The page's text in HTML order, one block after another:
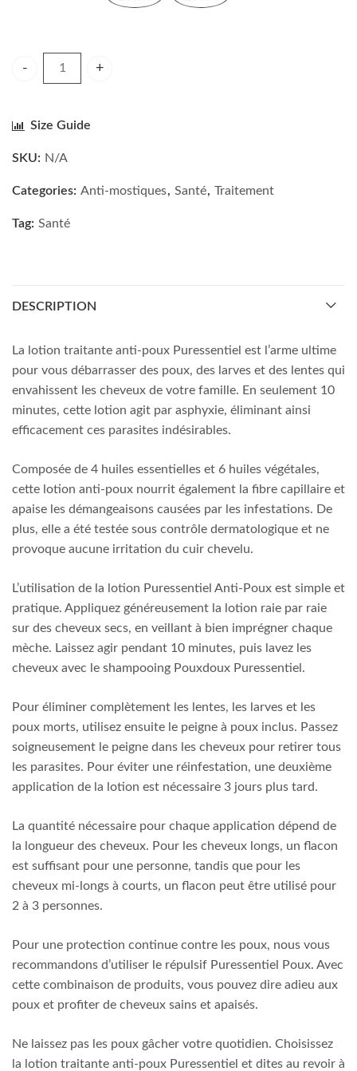
Size Guide
SKU: N/A
Categories: Anti-mostiques, Santé, Traitement
Tag: Santé
DESCRIPTION
La lotion traitante anti-poux Puressentiel est l’arme ultime
pour vous débarrasser des poux, des larves et des lentes qui
envahissent les cheveux de votre famille. En seulement 10
minutes, cette lotion agit par asphyxie, éliminant ainsi
efficacement ces parasites indésirables.
Composée de 4 huiles essentielles et 6 huiles végétales,
cette lotion anti-poux nourrit également la fibre capillaire et
apaise les démangeaisons causées par les infestations. De
plus, elle a été testée sous contrôle dermatologique et ne
provoque aucune irritation du cuir chevelu.
L’utilisation de la lotion Puressentiel Anti-Poux est simple et
pratique. Appliquez généreusement la lotion raie par raie
sur des cheveux secs, en veillant à bien imprégner chaque
mèche. Laissez agir pendant 10 minutes, puis lavez les
cheveux avec le shampooing Pouxdoux Puressentiel.
Pour éliminer complètement les lentes, les larves et les
poux morts, utilisez ensuite le peigne à poux inclus. Passez
soigneusement le peigne dans les cheveux pour retirer tous
les parasites. Pour éviter une réinfestation, une deuxième
application de la lotion est nécessaire 3 jours plus tard.
La quantité nécessaire pour chaque application dépend de
la longueur des cheveux. Pour les cheveux longs, un flacon
est suffisant pour une personne, tandis que pour les
cheveux mi-longs à courts, un flacon peut être utilisé pour
2 à 3 personnes.
Pour une protection continue contre les poux, nous vous
recommandons d’utiliser le répulsif Puressentiel Poux. Avec
cette combinaison de produits, vous pouvez dire adieu aux
poux et profiter de cheveux sains et apaisés.
Ne laissez pas les poux gâcher votre quotidien. Choisissez
la lotion traitante anti-poux Puressentiel et dites au revoir à